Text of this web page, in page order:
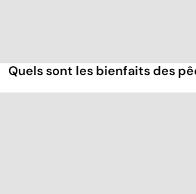
Quels sont les bienfaits des